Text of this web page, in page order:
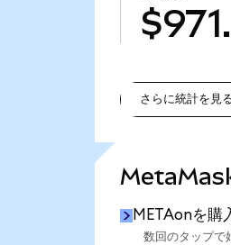
さらに統計を見
METAonを購
数回のタップで